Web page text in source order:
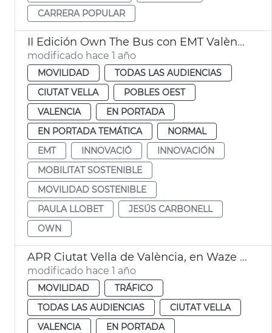
CARRERA POPULAR
II Edición Own The Bus con EMT València
modificado hace 1 año
MOVILIDAD
TODAS LAS AUDIENCIAS
CIUTAT VELLA
POBLES OEST
VALENCIA
EN PORTADA
EN PORTADA TEMÁTICA
NORMAL
EMT
INNOVACIÓ
INNOVACIÓN
MOBILITAT SOSTENIBLE
MOVILIDAD SOSTENIBLE
PAULA LLOBET
JESÚS CARBONELL
OWN
APR Ciutat Vella de València, en Waze y Google Maps
modificado hace 1 año
MOVILIDAD
TRÁFICO
TODAS LAS AUDIENCIAS
CIUTAT VELLA
VALENCIA
EN PORTADA